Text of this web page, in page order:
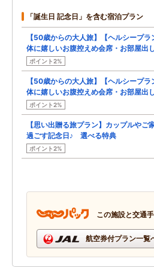
「誕生日 記念日」を含む宿泊プラン
【50歳からの大人旅】【ヘルシープラ
体に嬉しいお腹控えめ会席・お部屋出
ポイント2%
【50歳からの大人旅】【ヘルシープラ
体に嬉しいお腹控えめ会席・お部屋出
ポイント2%
【思い出贈る旅プラン】カップルやご
過ごす記念日♪ 選べる特典
ポイント2%
この施設と交通
航空券付プラン一覧